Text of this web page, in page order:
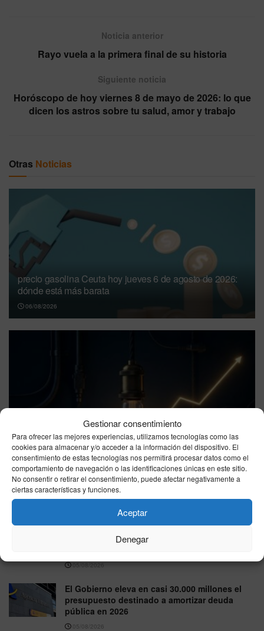
Gestionar consentimiento
Para ofrecer las mejores experiencias, utilizamos tecnologías como las
cookies para almacenar y/o acceder a la información del dispositivo. El
consentimiento de estas tecnologías nos permitirá procesar datos como el
comportamiento de navegación o las identificaciones únicas en este sitio.
No consentir o retirar el consentimiento, puede afectar negativamente a
ciertas características y funciones.
Aceptar
Denegar
Noticia anterior
Rayo vuela a la primera final de su historia
Siguiente noticia
Horóscopo de hoy viernes 8 de mayo de 2026: lo que
dicen los astros sobre tu salud, amor y trabajo
Otras Noticias
precio gasolina Ceuta hoy jueves 6 de agosto de 2026:
dónde está más barata
06/08/2026
Precio de la luz hoy, jueves 6 de agosto de 2026: las
mejores horas para ahorrar, con un pico de 21 a 22 h
06/08/2026
IBEX 35 hoy miércoles 5 de agosto de 2026:
cierra al alza hasta 20.057 puntos
Trabajo atribuye a personas recién
regularizadas unas 15.000 de las nuevas altas
05/08/2026
El Gobierno eleva en casi 30.000 millones el
presupuesto destinado a amortizar deuda
pública en 2026
05/08/2026